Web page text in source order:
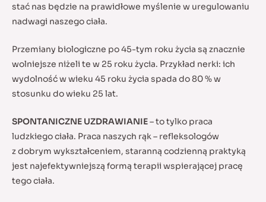
stać nas będzie na prawidłowe myślenie w uregulowaniu
nadwagi naszego ciała.
Przemiany biologiczne po 45-tym roku życia są znacznie
wolniejsze niżeli te w 25 roku życia. Przykład nerki: ich
wydolność w wieku 45 roku życia spada do 80 % w
stosunku do wieku 25 lat.
SPONTANICZNE UZDRAWIANIE– to tylko praca
ludzkiego ciała. Praca naszych rąk – refleksologów
z dobrym wykształceniem, staranną codzienną praktyką
jest najefektywniejszą formą terapii wspierającej pracę
tego ciała.